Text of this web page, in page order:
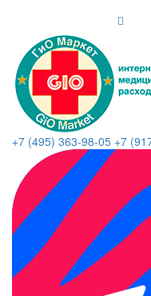
+7 (495) 363-98-05 +7